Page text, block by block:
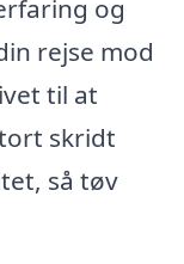
og
rejse mod
til at
skridt
så tøv